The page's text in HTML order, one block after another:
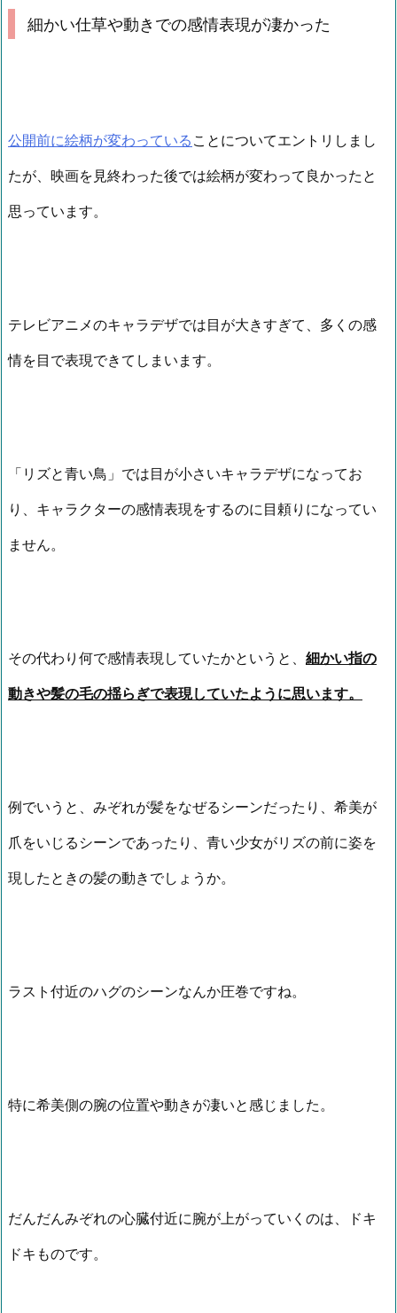
細かい仕草や動きでの感情表現が凄かった
公開前に絵柄が変わっていることについてエントリしまし
たが、映画を見終わった後では絵柄が変わって良かったと
思っています。
テレビアニメのキャラデザでは目が大きすぎて、多くの感
情を目で表現できてしまいます。
「リズと青い鳥」では目が小さいキャラデザになってお
り、キャラクターの感情表現をするのに目頼りになってい
ません。
その代わり何で感情表現していたかというと、 細かい指の
動きや髪の毛の揺らぎで表現していたように思います。
例でいうと、みぞれが髪をなぜるシーンだったり、希美が
爪をいじるシーンであったり、青い少女がリズの前に姿を
現したときの髪の動きでしょうか。
ラスト付近のハグのシーンなんか圧巻ですね。
特に希美側の腕の位置や動きが凄いと感じました。
だんだんみぞれの心臓付近に腕が上がっていくのは、ドキ
ドキものです。